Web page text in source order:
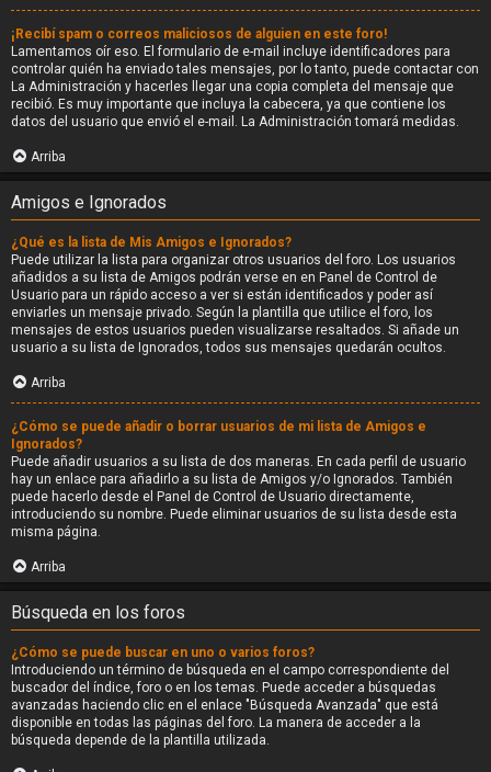
¡Recibí spam o correos maliciosos de alguien en este foro!
Lamentamos oír eso. El formulario de e-mail incluye identificadores para
controlar quién ha enviado tales mensajes, por lo tanto, puede contactar con
La Administración y hacerles llegar una copia completa del mensaje que
recibió. Es muy importante que incluya la cabecera, ya que contiene los
datos del usuario que envió el e-mail. La Administración tomará medidas.
Arriba
Amigos e Ignorados
¿Qué es la lista de Mis Amigos e Ignorados?
Puede utilizar la lista para organizar otros usuarios del foro. Los usuarios
añadidos a su lista de Amigos podrán verse en en Panel de Control de
Usuario para un rápido acceso a ver si están identificados y poder así
enviarles un mensaje privado. Según la plantilla que utilice el foro, los
mensajes de estos usuarios pueden visualizarse resaltados. Si añade un
usuario a su lista de Ignorados, todos sus mensajes quedarán ocultos.
Arriba
¿Cómo se puede añadir o borrar usuarios de mi lista de Amigos e
Ignorados?
Puede añadir usuarios a su lista de dos maneras. En cada perfil de usuario
hay un enlace para añadirlo a su lista de Amigos y/o Ignorados. También
puede hacerlo desde el Panel de Control de Usuario directamente,
introduciendo su nombre. Puede eliminar usuarios de su lista desde esta
misma página.
Arriba
Búsqueda en los foros
¿Cómo se puede buscar en uno o varios foros?
Introduciendo un término de búsqueda en el campo correspondiente del
buscador del índice, foro o en los temas. Puede acceder a búsquedas
avanzadas haciendo clic en el enlace "Búsqueda Avanzada" que está
disponible en todas las páginas del foro. La manera de acceder a la
búsqueda depende de la plantilla utilizada.